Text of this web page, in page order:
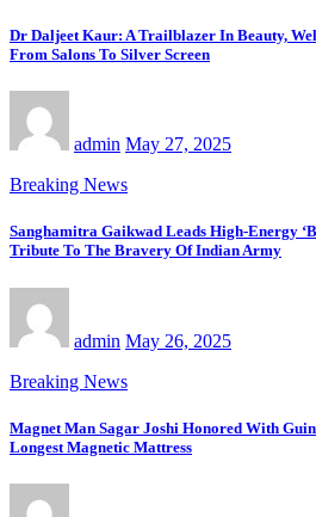
Dr Daljeet Kaur: A Trailblazer In Beauty,
From Salons To Silver Screen
admin May 27, 2025
Breaking News
Sanghamitra Gaikwad Leads High-Energy
Tribute To The Bravery Of Indian Army
admin May 26, 2025
Breaking News
Magnet Man Sagar Joshi Honored With
Longest Magnetic Mattress